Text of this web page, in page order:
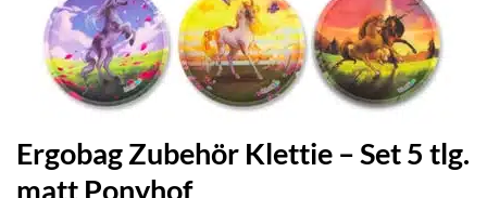
Ergobag Zubehör Klettie – Set 5 tlg.
matt Ponyhof